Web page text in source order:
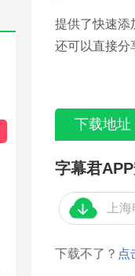
提供了快速添
还可以直接分
下载地址
字幕君
上
下载不了？ 点